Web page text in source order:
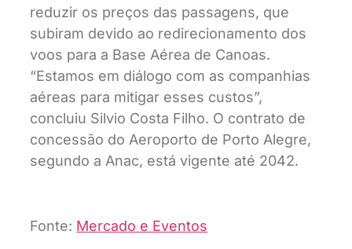
reduzir os preços das passagens, que
subiram devido ao redirecionamento dos
voos para a Base Aérea de Canoas.
“Estamos em diálogo com as companhias
aéreas para mitigar esses custos”,
concluiu Silvio Costa Filho. O contrato de
concessão do Aeroporto de Porto Alegre,
segundo a Anac, está vigente até 2042.
Fonte: Mercado e Eventos